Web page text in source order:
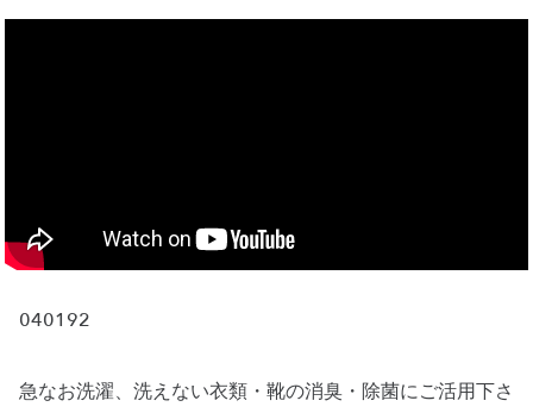
040192
急なお洗濯、洗えない衣類・靴の消臭・除菌にご活用下さ